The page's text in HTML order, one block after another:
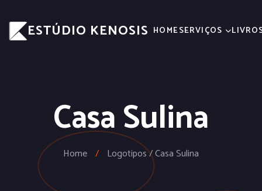
ESTÚDIO KENOSIS HOMESERVIÇOS
Casa Sulina
Home / Logotipos / Casa Sulina